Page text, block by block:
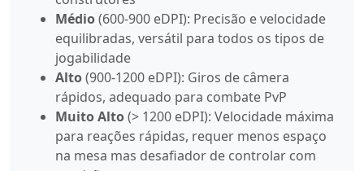
Médio(600-900 eDPI): Precisão e velocidade
equilibradas, versátil para todos os tipos de
jogabilidade
Alto(900-1200 eDPI): Giros de câmera
rápidos, adequado para combate PvP
Muito Alto(> 1200 eDPI): Velocidade máxima
para reações rápidas, requer menos espaço
na mesa mas desafiador de controlar com